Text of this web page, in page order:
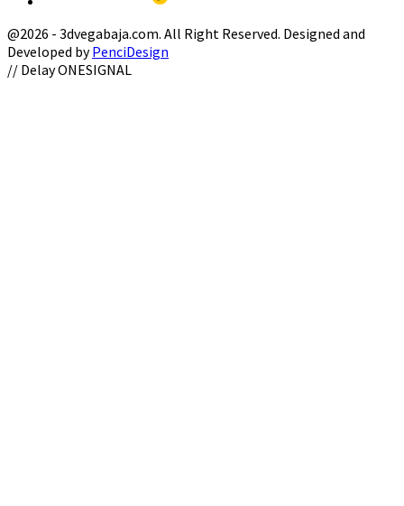
@2026 - 3dvegabaja.com. All Right Reserved. Designed and
Developed byPenciDesign
Facebook
Twitter
Instagram
Youtube
Email
// Delay ONESIGNAL